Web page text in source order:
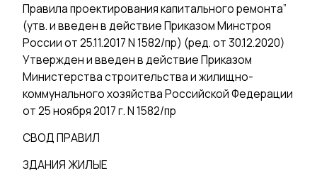
Правила проектирования капитального ремонта”
(утв. и введен в действие Приказом Минстроя
России от 25.11.2017 N 1582/пр) (ред. от 30.12.2020)
Утвержден и введен в действие Приказом
Министерства строительства и жилищно-
коммунального хозяйства Российской Федерации
от 25 ноября 2017 г. N 1582/пр
СВОД ПРАВИЛ
ЗДАНИЯ ЖИЛЫЕ